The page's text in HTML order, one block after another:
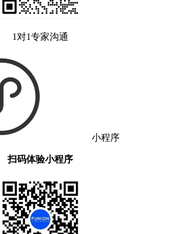
1对1专家沟通
小程序
扫码体验小程序